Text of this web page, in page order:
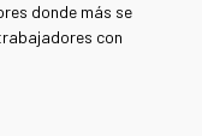
donde más se
con